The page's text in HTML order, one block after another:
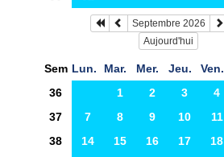
Septembre 2026
Aujourd'hui
Sem Lun. Mar. Mer. Jeu. Ven.
36
1 2 3 4
37
7 8 9 10 11
38
14 15 16 17 18